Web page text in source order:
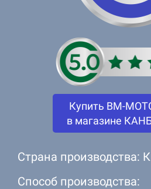
Купить BM-
в магазине
Страна производства:
Способ производства: